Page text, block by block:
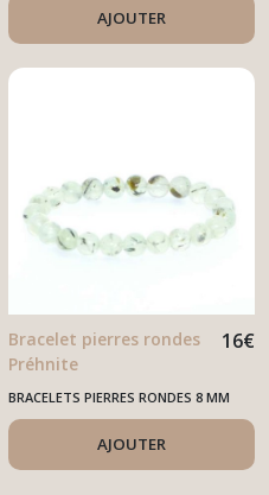
AJOUTER
Bracelet pierres rondes
Préhnite
16€
BRACELETS PIERRES RONDES 8 MM
AJOUTER